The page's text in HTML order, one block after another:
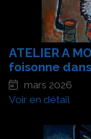
ATELIER A
foisonne
mars 2026
Voir en détail